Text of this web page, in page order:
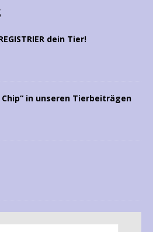
dein Tier!
in unseren Tierbeiträgen